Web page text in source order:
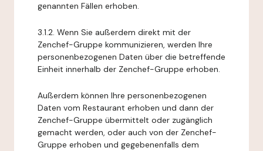
genannten Fällen erhoben.
3.1.2. Wenn Sie außerdem direkt mit der
Zenchef-Gruppe kommunizieren, werden Ihre
personenbezogenen Daten über die betreffende
Einheit innerhalb der Zenchef-Gruppe erhoben.
Außerdem können Ihre personenbezogenen
Daten vom Restaurant erhoben und dann der
Zenchef-Gruppe übermittelt oder zugänglich
gemacht werden, oder auch von der Zenchef-
Gruppe erhoben und gegebenenfalls dem